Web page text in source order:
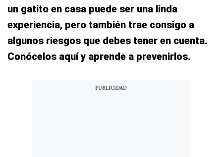
un gatito en casa puede ser una linda
experiencia, pero también trae consigo a
algunos riesgos que debes tener en cuenta.
Conócelos aquí y aprende a prevenirlos.